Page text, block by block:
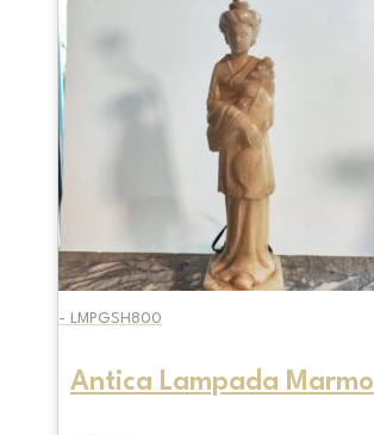
- LMPGSH800
Antica Lampada Marmo